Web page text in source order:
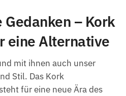
– Kork
eine Alternative
mit ihnen auch unser
Stil. Das Kork
für eine neue Ära des